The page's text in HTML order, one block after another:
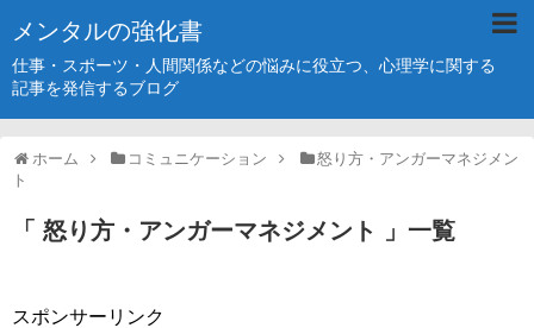
メンタルの強化書
仕事・スポーツ・人間関係などの悩みに役立つ、心理学に関する
記事を発信するブログ
ホーム コミュニケーション
怒り方・アンガーマネジメン
ト
「 怒り方・アンガーマネジメント 」一覧
スポンサーリンク